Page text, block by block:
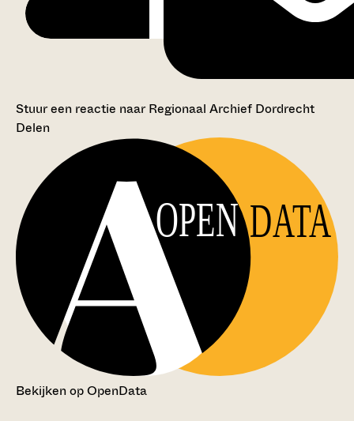
Stuur een reactie naar Regionaal Archief Dordrecht
Delen
OPEN DATA
Bekijken op OpenData